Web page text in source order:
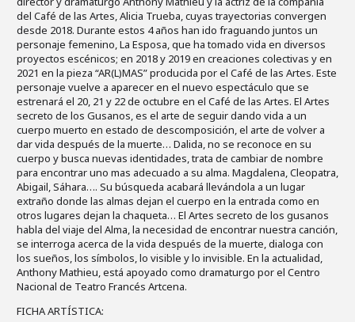
del Café de las Artes, Alicia Trueba, cuyas trayectorias convergen
desde 2018. Durante estos 4 años han ido fraguando juntos un
personaje femenino, La Esposa, que ha tomado vida en diversos
proyectos escénicos; en 2018 y 2019 en creaciones colectivas y en
2021 en la pieza “AR(L)MAS” producida por el Café de las Artes. Este
personaje vuelve a aparecer en el nuevo espectáculo que se
estrenará el 20, 21 y 22 de octubre en el Café de las Artes. El Artes
secreto de los Gusanos, es el arte de seguir dando vida a un
cuerpo muerto en estado de descomposición, el arte de volver a
dar vida después de la muerte… Dalida, no se reconoce en su
cuerpo y busca nuevas identidades, trata de cambiar de nombre
para encontrar uno mas adecuado a su alma. Magdalena, Cleopatra,
Abigail, Sáhara…. Su búsqueda acabará llevándola a un lugar
extraño donde las almas dejan el cuerpo en la entrada como en
otros lugares dejan la chaqueta… El Artes secreto de los gusanos
habla del viaje del Alma, la necesidad de encontrar nuestra canción,
se interroga acerca de la vida después de la muerte, dialoga con
los sueños, los símbolos, lo visible y lo invisible. En la actualidad,
Anthony Mathieu, está apoyado como dramaturgo por el Centro
Nacional de Teatro Francés Artcena.
FICHA ARTÍSTICA: